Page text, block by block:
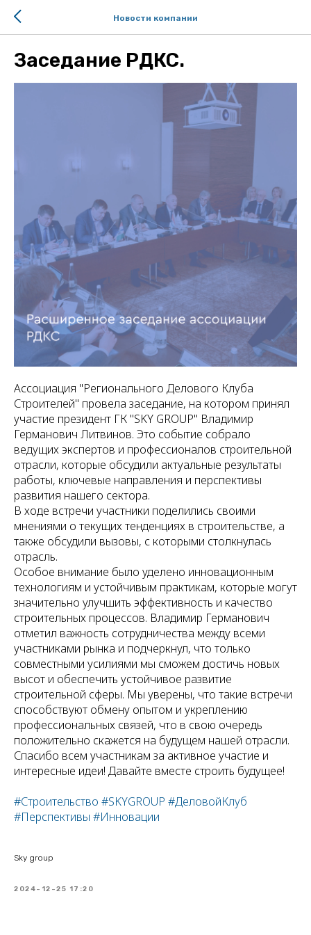
Новости компании
Заседание РДКС.
Ассоциация "Регионального Делового Клуба
Строителей" провела заседание, на котором принял
участие президент ГК "SKY GROUP" Владимир
Германович Литвинов. Это событие собрало
ведущих экспертов и профессионалов строительной
отрасли, которые обсудили актуальные результаты
работы, ключевые направления и перспективы
развития нашего сектора.
В ходе встречи участники поделились своими
мнениями о текущих тенденциях в строительстве, а
также обсудили вызовы, с которыми столкнулась
отрасль.
Особое внимание было уделено инновационным
технологиям и устойчивым практикам, которые могут
значительно улучшить эффективность и качество
строительных процессов. Владимир Германович
отметил важность сотрудничества между всеми
участниками рынка и подчеркнул, что только
совместными усилиями мы сможем достичь новых
высот и обеспечить устойчивое развитие
строительной сферы. Мы уверены, что такие встречи
способствуют обмену опытом и укреплению
профессиональных связей, что в свою очередь
положительно скажется на будущем нашей отрасли.
Спасибо всем участникам за активное участие и
интересные идеи! Давайте вместе строить будущее!
#Строительство #SKYGROUP #ДеловойКлуб
#Перспективы #Инновации
Sky group
2024-12-25 17:20